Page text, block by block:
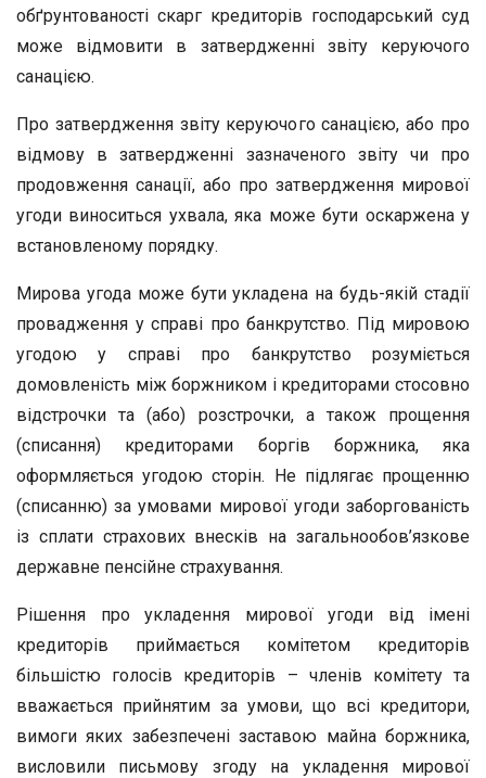
обґрунтованості скарг кредиторів господарський суд
може відмовити в затвердженні звіту керуючого
санацією.
Про затвердження звіту керуючого санацією, або про
відмову в затвердженні зазначеного звіту чи про
продовження санації, або про затвердження мирової
угоди виноситься ухвала, яка може бути оскаржена у
встановленому порядку.
Мирова угода може бути укладена на будь-якій стадії
провадження у справі про банкрутство. Під мировою
угодою у справі про банкрутство розуміється
домовленість між боржником і кредиторами стосовно
відстрочки та (або) розстрочки, а також прощення
(списання) кредиторами боргів боржника, яка
оформляється угодою сторін. Не підлягає прощенню
(списанню) за умовами мирової угоди заборгованість
із сплати страхових внесків на загальнообов’язкове
державне пенсійне страхування.
Рішення про укладення мирової угоди від імені
кредиторів приймається комітетом кредиторів
більшістю голосів кредиторів – членів комітету та
вважається прийнятим за умови, що всі кредитори,
вимоги яких забезпечені заставою майна боржника,
висловили письмову згоду на укладення мирової